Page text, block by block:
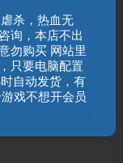
杀，热血无
询，本店不出
勿购买 网站里
只要电脑配置
自动发货，有
戏不想开会员